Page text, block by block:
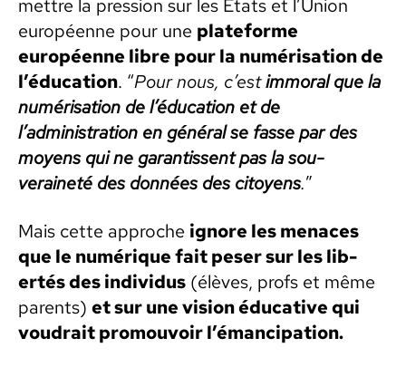
met­tre la pres­sion sur les États et l’Union
européenne pour une plate­forme
européenne libre pour la numéri­sa­tion de
l’éducation. “Pour nous, c’estimmoral que la
numéri­sa­tion de l’éducation et de
l’administration en général se fasse par des
moyens qui ne garan­tis­sent pas la sou­
veraineté des don­nées des citoyens.”
Mais cette approche ignore les men­aces
que le numérique fait peser sur les lib­
ertés des indi­vidus (élèves, profs et même
par­ents) et sur une vision éduca­tive qui
voudrait pro­mou­voir l’é­man­ci­pa­tion.